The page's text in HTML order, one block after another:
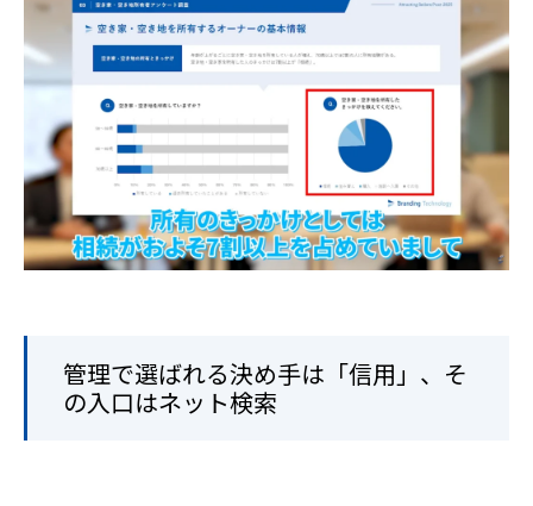
管理で選ばれる決め手は「信用」、そ
の入口はネット検索